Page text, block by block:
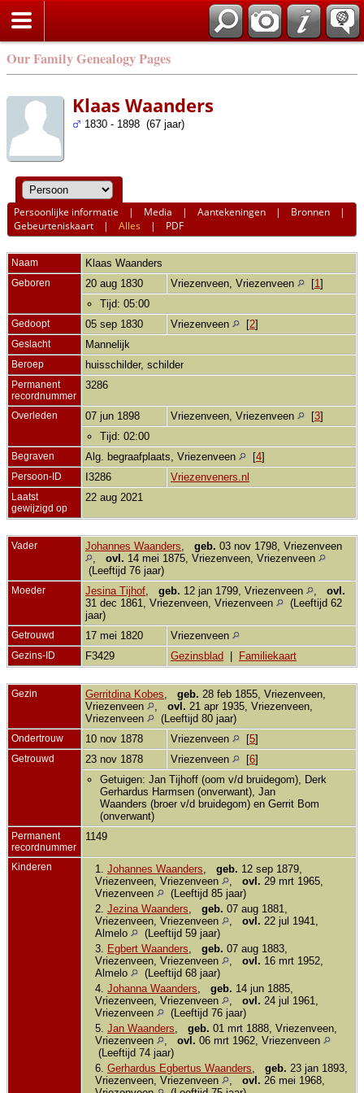
Our Family Genealogy Pages
Klaas Waanders
1830 - 1898 (67 jaar)
Persoonlijke informatie | Media |Aantekeningen | Bronnen |
Gebeurteniskaart |Alles | PDF
Naam Klaas Waanders
Geboren 20 aug 1830 Vriezenveen, Vriezenveen [1 ]
Tijd: 05:00
Gedoopt 05 sep 1830 Vriezenveen [2]
Geslacht Mannelijk
Beroep huisschilder, schilder
Permanent
recordnummer
3286
Overleden 07 jun 1898 Vriezenveen, Vriezenveen [3]
Tijd: 02:00
Begraven Alg. begraafplaats, Vriezenveen [4]
Persoon-ID I3286 Vriezenveners.nl
Laatst
gewijzigd op
22 aug 2021
Vader Johannes Waanders geb. 03 nov 1798, Vriezenveen
ovl. 14 mei 1875, Vriezenveen, Vriezenveen
(Leeftijd 76 jaar)
Moeder Jesina Tijhof geb. 12 jan 1799, Vriezenveen
ovl.
31 dec 1861, Vriezenveen, Vriezenveen
(Leeftijd 62
jaar)
Getrouwd 17 mei 1820 Vriezenveen
Gezins-ID F3429 Gezinsblad Familiekaart
Gezin Gerritdina Kobes geb. 28 feb 1855, Vriezenveen,
Vriezenveen
ovl. 21 apr 1935, Vriezenveen,
Vriezenveen
(Leeftijd 80 jaar)
Ondertrouw 10 nov 1878 Vriezenveen [5]
Getrouwd 23 nov 1878 Vriezenveen [6]
Getuigen: Jan Tijhoff (oom v/d bruidegom), Derk
Gerhardus Harmsen (onverwant), Jan
Waanders (broer v/d bruidegom) en Gerrit Bom
(onverwant)
Permanent
recordnummer
1149
Kinderen 1. Johannes Waanders geb. 12 sep 1879,
Vriezenveen, Vriezenveen
ovl. 29 mrt 1965,
Vriezenveen
(Leeftijd 85 jaar)
2. Jezina Waanders geb. 07 aug 1881,
Vriezenveen, Vriezenveen
ovl. 22 jul 1941,
Almelo
(Leeftijd 59 jaar)
3.
Egbert Waanders geb. 07 aug 1883,
Vriezenveen, Vriezenveen
ovl. 16 mrt 1952,
Almelo
(Leeftijd 68 jaar)
4. Johanna Waanders geb. 14 jun 1885,
Vriezenveen, Vriezenveen
ovl. 24 jul 1961,
Vriezenveen
(Leeftijd 76 jaar)
5. Jan Waanders geb. 01 mrt 1888, Vriezenveen,
Vriezenveen
ovl. 06 mrt 1962, Vriezenveen
(Leeftijd 74 jaar)
6. Gerhardus Egbertus Waanders geb. 23 jan 1893,
Vriezenveen, Vriezenveen
ovl. 26 mei 1968,